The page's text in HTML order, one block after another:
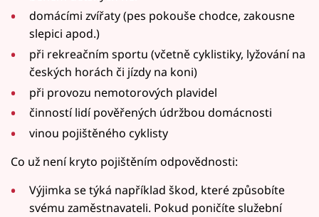
domácími zvířaty (pes pokouše chodce, zakousne
slepici apod.)
při rekreačním sportu (včetně cyklistiky, lyžování na
českých horách či jízdy na koni)
při provozu nemotorových plavidel
činností lidí pověřených údržbou domácnosti
vinou pojištěného cyklisty
Co už není kryto pojištěním odpovědnosti:
Výjimka se týká například škod, které způsobíte
svému zaměstnavateli. Pokud poničíte služební